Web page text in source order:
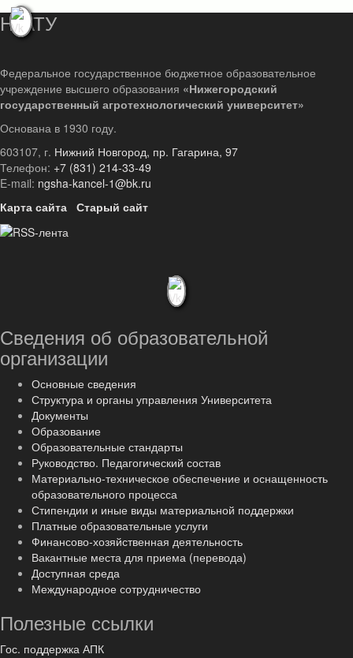
НГАТУ
Федеральное государственное бюджетное образовательное
учреждение высшего образования «Нижегородский
государственный агротехнологический университет»
Основана в 1930 году.
603107, г. Нижний Новгород, пр. Гагарина, 97
Телефон: +7 (831) 214-33-49
E-mail: ngsha-kancel-1@bk.ru
Карта сайта Старый сайт
Сведения об образовательной
организации
Основные сведения
Структура и органы управления Университета
Документы
Образование
Образовательные стандарты
Руководство. Педагогический состав
Материально-техническое обеспечение и оснащенность
образовательного процесса
Стипендии и иные виды материальной поддержки
Платные образовательные услуги
Финансово-хозяйственная деятельность
Вакантные места для приема (перевода)
Доступная среда
Международное сотрудничество
Полезные ссылки
Гос. поддержка АПК